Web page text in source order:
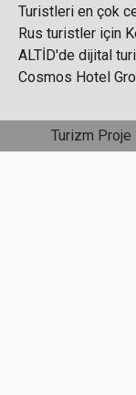
ALTİD'de dijital
Turizm Proje